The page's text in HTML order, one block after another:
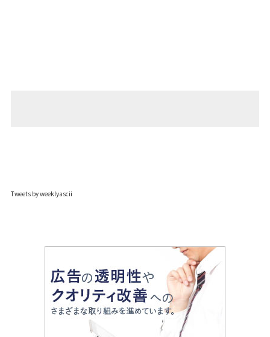
Tweets by weeklyascii